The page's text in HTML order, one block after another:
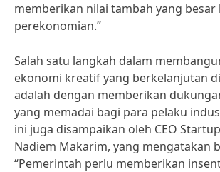
memberikan nilai tambah yang besar
perekonomian.”
Salah satu langkah dalam
ekonomi kreatif yang berkelanjutan
adalah dengan memberikan
yang memadai bagi para pelaku
ini juga disampaikan oleh CEO
Nadiem Makarim, yang mengatakan
“Pemerintah perlu memberikan